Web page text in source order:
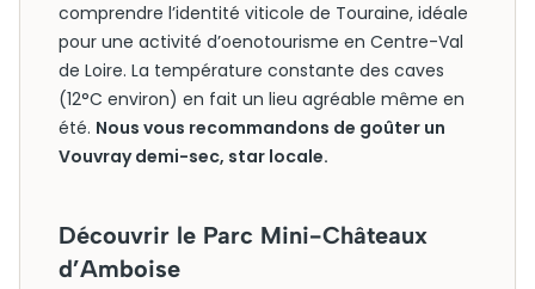
comprendre l’identité viticole de Touraine, idéale
pour une activité d’oenotourisme en Centre-Val
de Loire. La température constante des caves
(12°C environ) en fait un lieu agréable même en
été. Nous vous recommandons de goûter un
Vouvray demi-sec, star locale.
Découvrir le Parc Mini-Châteaux
d’Amboise